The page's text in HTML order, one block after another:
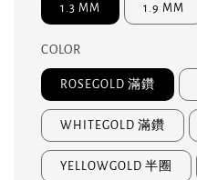
1.3 MM 1.9 MM
COLOR
ROSEGOLD 滿鑽
WHITEGOLD 滿鑽
YELLOWGOLD 半圈